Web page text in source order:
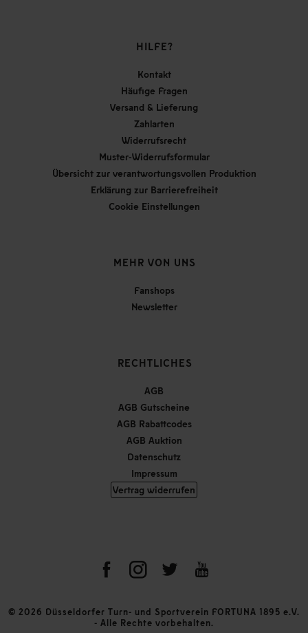
HILFE?
Kontakt
Häufige Fragen
Versand & Lieferung
Zahlarten
Widerrufsrecht
Muster-Widerrufsformular
Übersicht zur verantwortungsvollen Produktion
Erklärung zur Barrierefreiheit
Cookie Einstellungen
MEHR VON UNS
Fanshops
Newsletter
RECHTLICHES
AGB
AGB Gutscheine
AGB Rabattcodes
AGB Auktion
Datenschutz
Impressum
Vertrag widerrufen
© 2026 Düsseldorfer Turn- und Sportverein FORTUNA 1895 e.V.
- Alle Rechte vorbehalten.